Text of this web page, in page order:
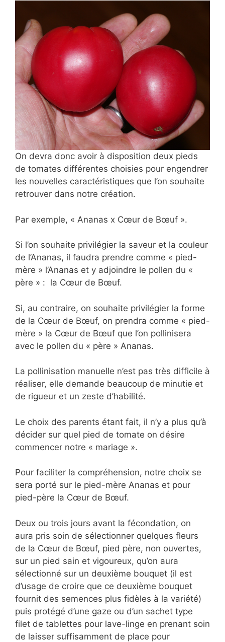
On devra donc avoir à disposition deux pieds
de tomates différentes choisies pour engendrer
les nouvelles caractéristiques que l’on souhaite
retrouver dans notre création.
Par exemple, « Ananas x Cœur de Bœuf ».
Si l’on souhaite privilégier la saveur et la couleur
de l’Ananas, il faudra prendre comme « pied-
mère » l’Ananas et y adjoindre le pollen du «
père » : la Cœur de Bœuf.
Si, au contraire, on souhaite privilégier la forme
de la Cœur de Bœuf, on prendra comme « pied-
mère » la Cœur de Bœuf que l’on pollinisera
avec le pollen du « père » Ananas.
La pollinisation manuelle n’est pas très difficile à
réaliser, elle demande beaucoup de minutie et
de rigueur et un zeste d’habilité.
Le choix des parents étant fait, il n’y a plus qu’à
décider sur quel pied de tomate on désire
commencer notre « mariage ».
Pour faciliter la compréhension, notre choix se
sera porté sur le pied-mère Ananas et pour
pied-père la Cœur de Bœuf.
Deux ou trois jours avant la fécondation, on
aura pris soin de sélectionner quelques fleurs
de la Cœur de Bœuf, pied père, non ouvertes,
sur un pied sain et vigoureux, qu’on aura
sélectionné sur un deuxième bouquet (il est
d’usage de croire que ce deuxième bouquet
fournit des semences plus fidèles à la variété)
puis protégé d’une gaze ou d’un sachet type
filet de tablettes pour lave-linge en prenant soin
de laisser suffisamment de place pour